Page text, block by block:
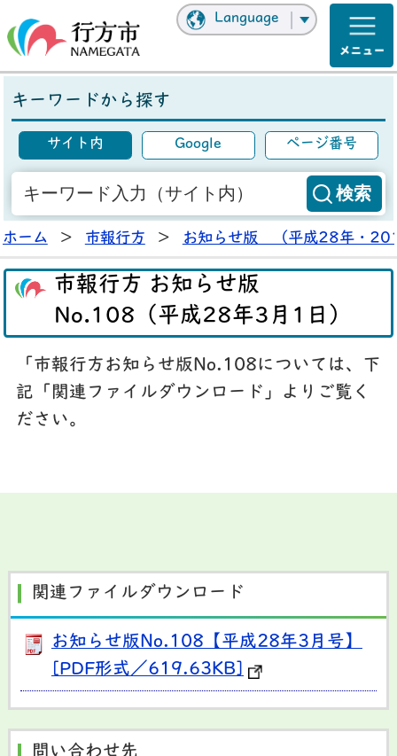
Language
キーワードから探す
サイト内 Google ページ番号
ホーム > 市報行方 > お知らせ版 （平成28年・
市報行方 お知らせ版
No.108（平成28年3月1日）
「市報行方お知らせ版No.108については、下
記「関連ファイルダウンロード」よりご覧く
ださい。
関連ファイルダウンロード
お知らせ版No.108【平成28年3月号】
[PDF形式／619.63KB]